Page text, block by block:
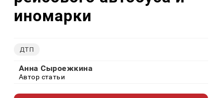
иномарки
ДТП
Анна Сыроежкина
Автор статьи